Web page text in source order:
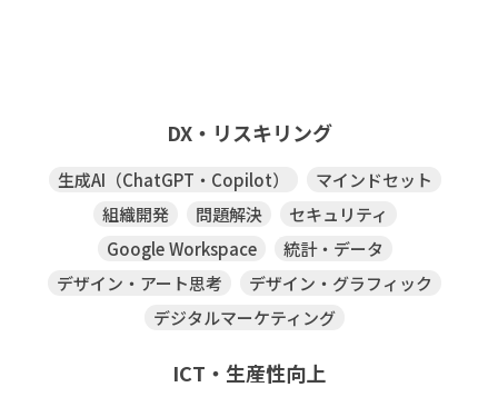
DX・リスキリング
生成AI（ChatGPT・Copilot）
マインドセット
組織開発
問題解決
セキュリティ
Google Workspace
統計・データ
デザイン・アート思考
デザイン・グラフィック
デジタルマーケティング
ICT・生産性向上